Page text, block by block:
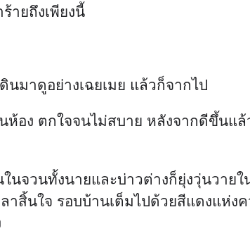
ายถึงเพียงนี้
นมาดูอย่างเฉยเมย แล้วก็จากไป
ง ตกใจจนไม่สบาย หลังจากดีขึ้นแล้
นจวนทั้งนายและบ่าวต่างก็ยุ่งวุ่นวา
สิ้นใจ รอบบ้านเต็มไปด้วยสีแดงแห่ง